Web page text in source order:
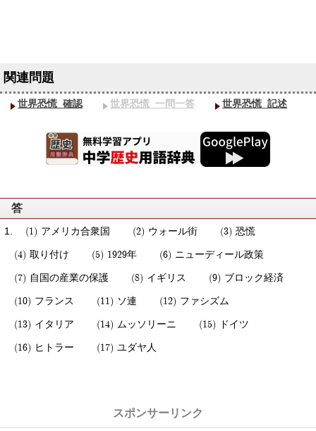
世界恐慌_確認 世界恐慌_一問一答 世界恐慌_記述
答
アメリカ合衆国 ウォール街 恐慌
取り付け 1929年 ニューディール政策
自国の産業の保護 イギリス ブロック経済
フランス ソ連 ファシズム
イタリア ムッソリーニ ドイツ
ヒトラー ユダヤ人